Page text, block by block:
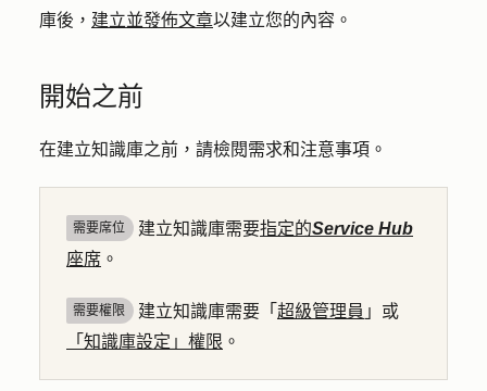
庫後， 建立並發佈文章以建立您的內容。
開始之前
在建立知識庫之前，請檢閱需求和注意事項。
需要席位 建立知識庫需要指定的Service Hub
座席 。
需要權限 建立知識庫需要「 超級管理員 」或
「知識庫設定」權限 。